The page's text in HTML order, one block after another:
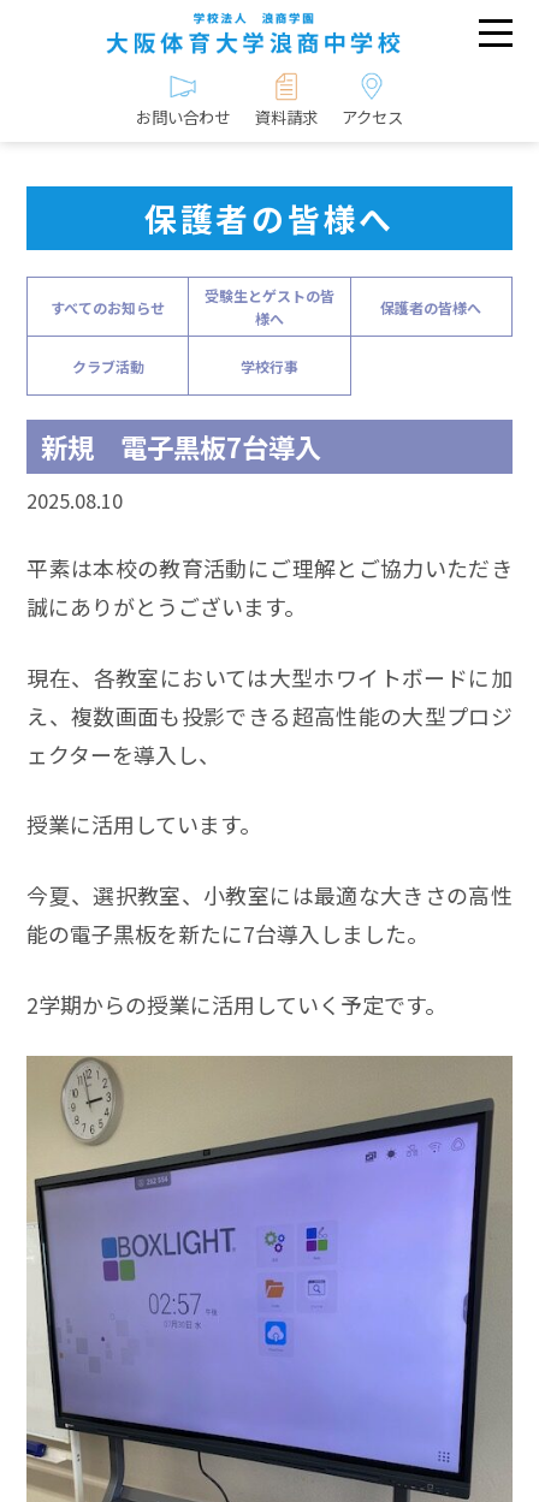
お問い合わせ 資料請求 アクセス
保護者の皆様へ
すべてのお知らせ
受験生とゲストの皆
様へ
保護者の皆様へ
クラブ活動 学校行事
新規 電子黒板7台導入
2025.08.10
平素は本校の教育活動にご理解とご協力いただき
誠にありがとうございます。
現在、各教室においては大型ホワイトボードに加
え、複数画面も投影できる超高性能の大型プロジ
ェクターを導入し、
授業に活用しています。
今夏、選択教室、小教室には最適な大きさの高性
能の電子黒板を新たに7台導入しました。
2学期からの授業に活用していく予定です。